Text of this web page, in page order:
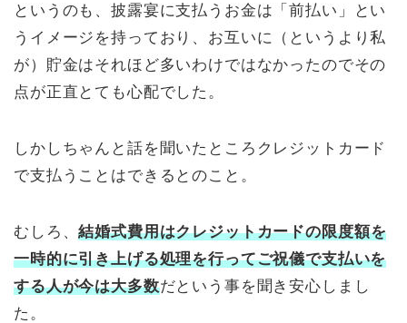
というのも、披露宴に支払うお金は「前払い」とい
うイメージを持っており、お互いに（というより私
が）貯金はそれほど多いわけではなかったのでその
点が正直とても心配でした。
しかしちゃんと話を聞いたところクレジットカード
で支払うことはできるとのこと。
むしろ、結婚式費用はクレジットカードの限度額を
一時的に引き上げる処理を行ってご祝儀で支払いを
する人が今は大多数だという事を聞き安心しまし
た。